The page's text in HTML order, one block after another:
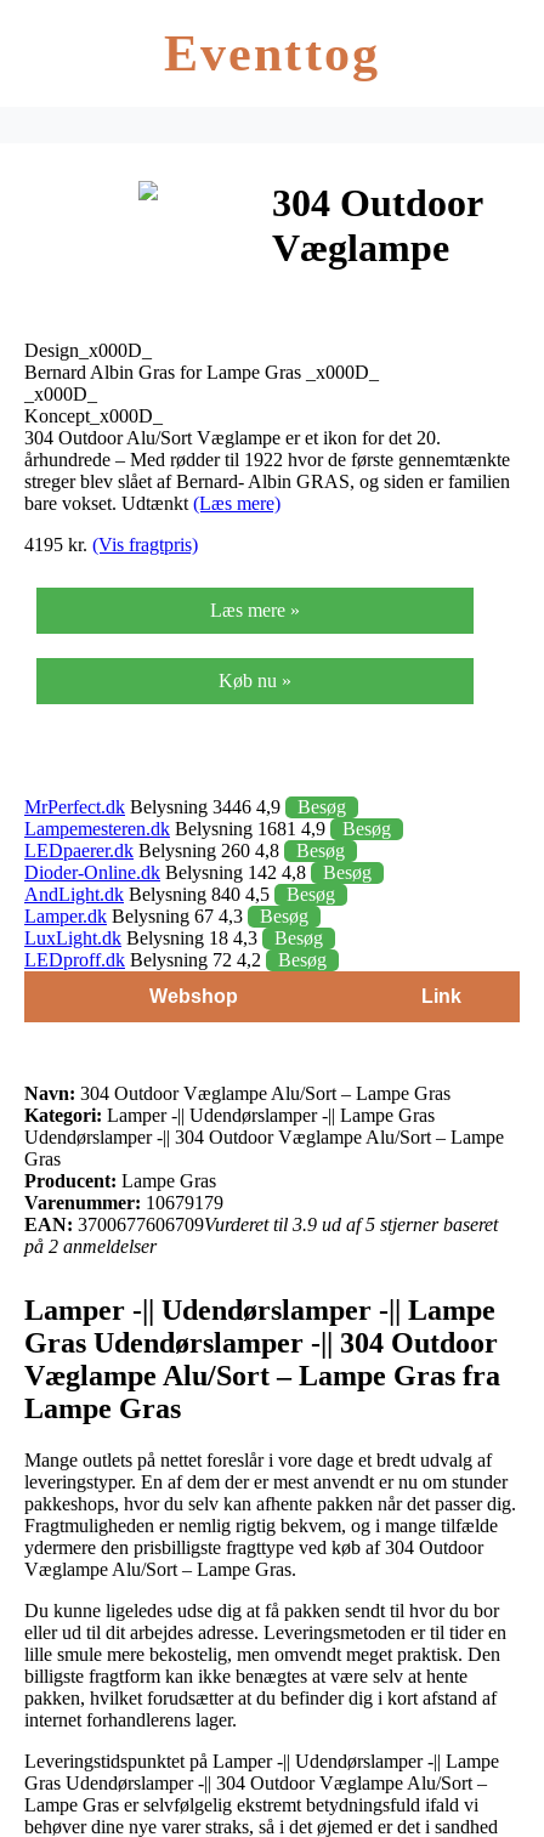
Eventtog
304 Outdoor
Væglampe
Design_x000D_
Bernard Albin Gras for Lampe Gras _x000D_
_x000D_
Koncept_x000D_
304 Outdoor Alu/Sort Væglampe er et ikon for det 20.
århundrede – Med rødder til 1922 hvor de første gennemtænkte
streger blev slået af Bernard- Albin GRAS, og siden er familien
bare vokset. Udtænkt (Læs mere)
4195 kr. (Vis fragtpris)
Læs mere »
Køb nu »
MrPerfect.dk Belysning 3446 4,9
Besøg
Lampemesteren.dk Belysning 1681 4,9
Besøg
LEDpaerer.dk Belysning 260 4,8
Besøg
Dioder-Online.dk Belysning 142 4,8
Besøg
AndLight.dk Belysning 840 4,5
Besøg
Lamper.dk Belysning 67 4,3
Besøg
LuxLight.dk Belysning 18 4,3
Besøg
LEDproff.dk Belysning 72 4,2
Besøg
Webshop
Link
Navn: 304 Outdoor Væglampe Alu/Sort – Lampe Gras
Kategori: Lamper -|| Udendørslamper -|| Lampe Gras
Udendørslamper -|| 304 Outdoor Væglampe Alu/Sort – Lampe
Gras
Producent: Lampe Gras
Varenummer: 10679179
EAN: 3700677606709Vurderet til 3.9 ud af 5 stjerner baseret
på 2 anmeldelser
Lamper -|| Udendørslamper -|| Lampe
Gras Udendørslamper -|| 304 Outdoor
Væglampe Alu/Sort – Lampe Gras fra
Lampe Gras
Mange outlets på nettet foreslår i vore dage et bredt udvalg af
leveringstyper. En af dem der er mest anvendt er nu om stunder
pakkeshops, hvor du selv kan afhente pakken når det passer dig.
Fragtmuligheden er nemlig rigtig bekvem, og i mange tilfælde
ydermere den prisbilligste fragttype ved køb af 304 Outdoor
Væglampe Alu/Sort – Lampe Gras.
Du kunne ligeledes udse dig at få pakken sendt til hvor du bor
eller ud til dit arbejdes adresse. Leveringsmetoden er til tider en
lille smule mere bekostelig, men omvendt meget praktisk. Den
billigste fragtform kan ikke benægtes at være selv at hente
pakken, hvilket forudsætter at du befinder dig i kort afstand af
internet forhandlerens lager.
Leveringstidspunktet på Lamper -|| Udendørslamper -|| Lampe
Gras Udendørslamper -|| 304 Outdoor Væglampe Alu/Sort –
Lampe Gras er selvfølgelig ekstremt betydningsfuld ifald vi
behøver dine nye varer straks, så i det øjemed er det i sandhed